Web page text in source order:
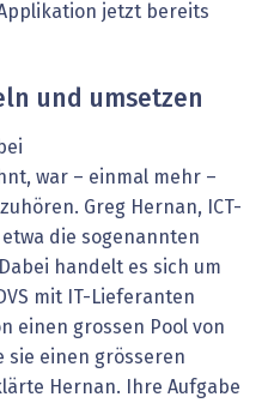
jetzt bereits
und umsetzen
war – einmal mehr –
Greg Hernan, ICT-
die sogenannten
handelt es sich um
mit IT-Lieferanten
einen grossen Pool von
sie einen grösseren
Hernan. Ihre Aufgabe